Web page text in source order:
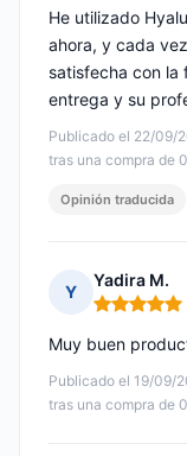
Publicado el 22/09/
tras una compra de
He utilizado
ahora, y cada
satisfecha con la
entrega y su
Opinión traducida
Y
Yadira M.
Nota: 5 de 5
Publicado el 19/09/
tras una compra de
Muy buen